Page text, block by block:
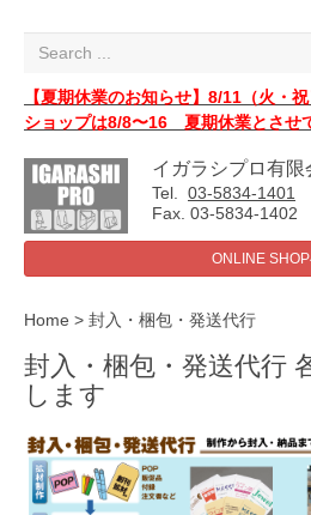
【夏期休業のお知らせ】8/11（火・
ショップは8/8〜16 夏期休業とさせ
イガラシプロ有限
Tel. 03-5834-1401
Fax. 03-5834-1402
ONLINE
Home > 封入・梱包・発送代行
封入・梱包・発送代行
します